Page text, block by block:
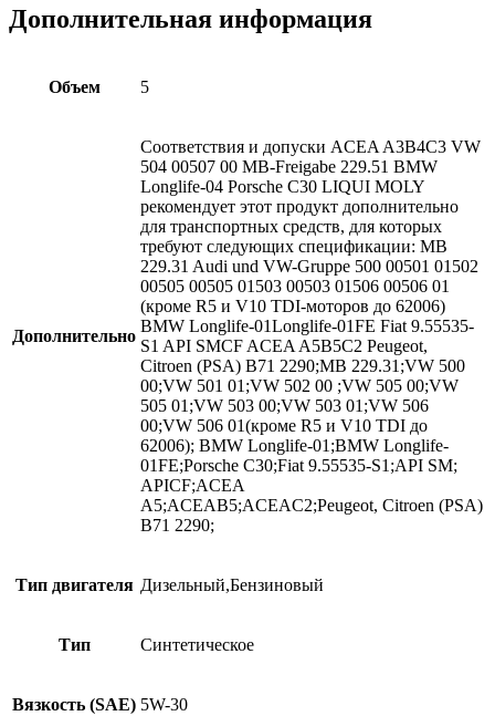
Дополнительная информация
Объем 5
Дополнительно
Соответствия и допуски ACEA A3B4C3 VW
504 00507 00 MB-Freigabe 229.51 BMW
Longlife-04 Porsche C30 LIQUI MOLY
рекомендует этот продукт дополнительно
для транспортных средств, для которых
требуют следующих спецификации: MB
229.31 Audi und VW-Gruppe 500 00501 01502
00505 00505 01503 00503 01506 00506 01
(кроме R5 и V10 TDI-моторов до 62006)
BMW Longlife-01Longlife-01FE Fiat 9.55535-
S1 API SMCF ACEA A5B5C2 Peugeot,
Citroen (PSA) B71 2290;MB 229.31;VW 500
00;VW 501 01;VW 502 00 ;VW 505 00;VW
505 01;VW 503 00;VW 503 01;VW 506
00;VW 506 01(кроме R5 и V10 TDI до
62006); BMW Longlife-01;BMW Longlife-
01FE;Porsche C30;Fiat 9.55535-S1;API SM;
APICF;ACEA
A5;ACEAB5;ACEAC2;Peugeot, Citroen (PSA)
B71 2290;
Тип двигателя Дизельный,Бензиновый
Тип Синтетическое
Вязкость (SAE) 5W-30